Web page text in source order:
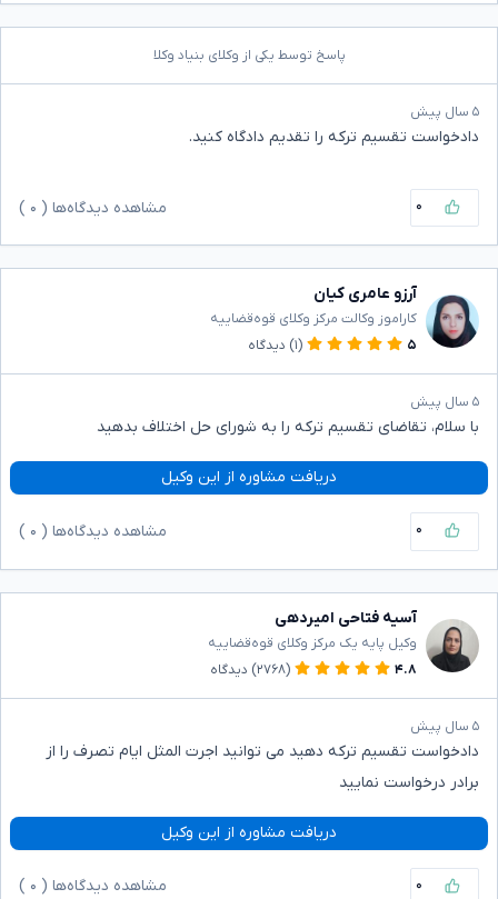
پاسخ توسط یکی از وکلای بنیاد وکلا
۵ سال پیش
دادخواست تقسیم ترکه را تقدیم دادگاه کنید.
۰ مشاهده دیدگاه‌ها ( ۰
آرزو عامری کیان
کاراموز وکالت مرکز وکلای قوه‌قضاییه
۵
(۱) دیدگاه
۵ سال پیش
با سلام، تقاضای تقسیم ترکه را به شورای حل اختلاف بدهید
دریافت مشاوره از این وکیل
۰ مشاهده دیدگاه‌ها ( ۰
آسیه فتاحی امیردهی
وکیل پایه یک مرکز وکلای قوه‌قضاییه
۴.۸
(۲۷۶۸) دیدگاه
۵ سال پیش
دادخواست تقسیم ترکه دهید می توانید اجرت المثل ایام تصرف را از
برادر درخواست نمایید
دریافت مشاوره از این وکیل
۰ مشاهده دیدگاه‌ها ( ۰